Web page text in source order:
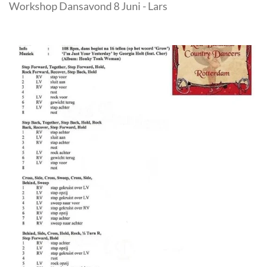
Workshop Dansavond 8 Juni - Lars